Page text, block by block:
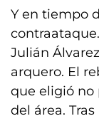
Y en tiempo
Julián
arquero. El
que eligió no
del área.